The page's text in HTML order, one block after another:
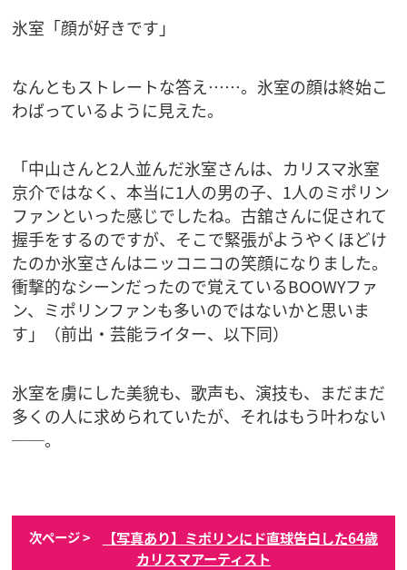
氷室「顔が好きです」
なんともストレートな答え……。氷室の顔は終始こ
わばっているように見えた。
「中山さんと2人並んだ氷室さんは、カリスマ氷室
京介ではなく、本当に1人の男の子、1人のミポリン
ファンといった感じでしたね。古舘さんに促されて
握手をするのですが、そこで緊張がようやくほどけ
たのか氷室さんはニッコニコの笑顔になりました。
衝撃的なシーンだったので覚えているBOOWYファ
ン、ミポリンファンも多いのではないかと思いま
す」（前出・芸能ライター、以下同）
氷室を虜にした美貌も、歌声も、演技も、まだまだ
多くの人に求められていたが、それはもう叶わない
──。
次ページ >
【写真あり】ミポリンにド直球告白した64歳
カリスマアーティスト